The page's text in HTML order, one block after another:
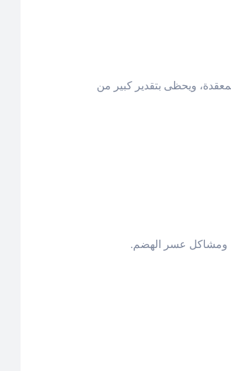
ويحظى بتقدير كبير من
ومشاكل عسر الهضم.